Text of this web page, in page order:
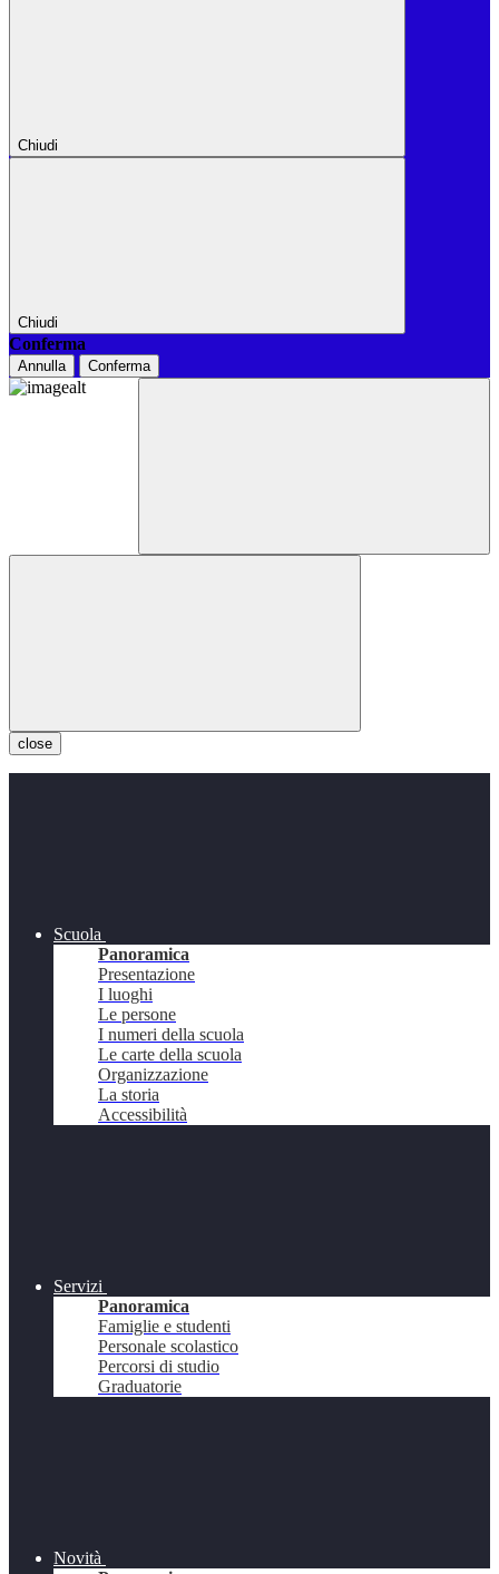
Chiudi
Chiudi
Conferma
Annulla Conferma
close
Scuola
Panoramica
Presentazione
I luoghi
Le persone
I numeri della scuola
Le carte della scuola
Organizzazione
La storia
Accessibilità
Servizi
Panoramica
Famiglie e studenti
Personale scolastico
Percorsi di studio
Graduatorie
Novità